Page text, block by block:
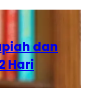
dan
Hari